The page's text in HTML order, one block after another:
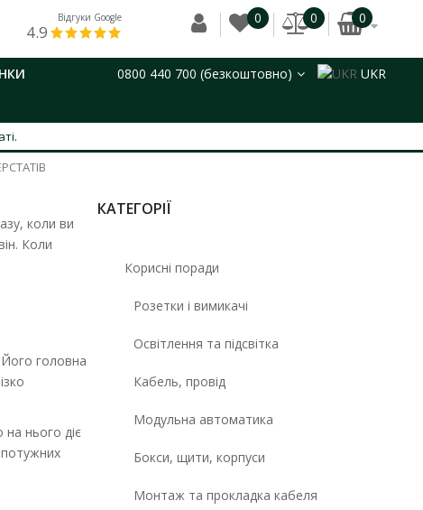
Відгуки Google
4.9
0 0 0
0800 440 700 (безкоштовно) UKR
коли ви
Коли
головна
нього діє
КАТЕГОРІЇ
Корисні поради
Розетки і вимикачі
Освітлення та підсвітка
Кабель, провід
Модульна автоматика
Бокси, щити, корпуси
Монтаж та прокладка кабеля